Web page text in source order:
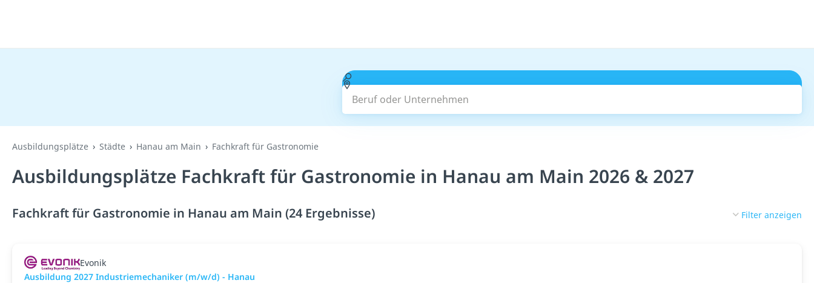
Beruf oder Unternehmen
Ausbildungsplätze Städte Hanau am Main Fachkraft für Gastronomie
Ausbildungsplätze Fachkraft für Gastronomie in Hanau am Main 2026 & 2027
Fachkraft für Gastronomie in Hanau am Main (24 Ergebnisse) Filter anzeigen
Evonik
Ausbildung 2027 Industriemechaniker (m/w/d) - Hanau